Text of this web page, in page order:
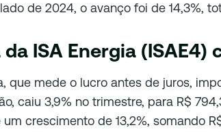
de 2024, o avanço foi de 14,3%,
ISA Energia (ISAE4)
que mede o lucro antes de juros,
caiu 3,9% no trimestre, para R$
um crescimento de 13,2%, somando